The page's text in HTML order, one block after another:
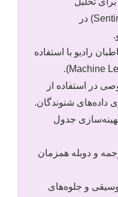
احساسات (Sentiment Analysis) در
رادیو با استفاده
در استفاده از
شنوندگان.
جدول
و دوبله همزمان
و جلوه‌های